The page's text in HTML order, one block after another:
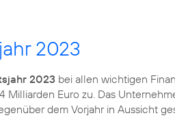
2023
2023 bei allen wichtigen
Milliarden Euro zu. Das
dem Vorjahr in Aussicht